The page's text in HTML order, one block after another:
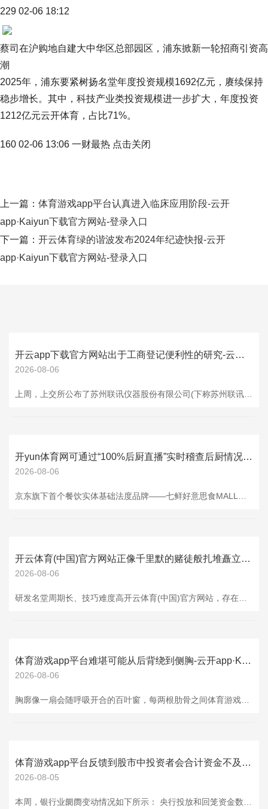
229 02-06 18:12
蔡司在沪购地自建大中华区总部园区，浦东掀新一轮招商引资高
潮
2025年，浦东要紧树扬名堂年度投资规模1692亿元，赓续保持
稳步增长。其中，科技产业类投资规模进一步扩大，年度投资
1212亿元云开体育，占比71%。
160 02-06 13:06 一财最热 点击关闭
上一篇： 体育游戏app平台认真进入临床应用阶段-云开
app·Kaiyun下载官方网站-登录入口
下一篇： 开云体育绿的谐波发布2024年纪迹快报-云开
app·Kaiyun下载官方网站-登录入口
开云app下载官方网站出于工商登记便利性的研究-云开app·Kaiyun下载官方网站-登录入口
2026-08-06
开yun体育网可通过“100%后厨直播”实时稽查后厨情况-云开app·Kaiyun下载官方网站-登录入口
2026-08-06
开云体育(中国)官方网站正像千里默的赌徒般扎堆矗立-云开app·Kaiyun下载官方网站-登录入口
2026-08-06
体育游戏app平台难堪可能从后背绕到侧胸-云开app·Kaiyun下载官方网站-登录入口
2026-08-06
体育游戏app平台反馈到股市中投资者会合计资金不及-云开app·Kaiyun下载官方网站-登录入口
2026-08-05